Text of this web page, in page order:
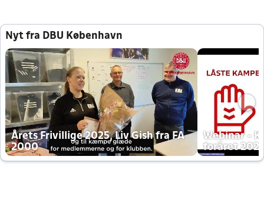
Nyt fra DBU København
Årets Frivillige 2025, Liv Gish fra FA
2000
Webinar -
foråret